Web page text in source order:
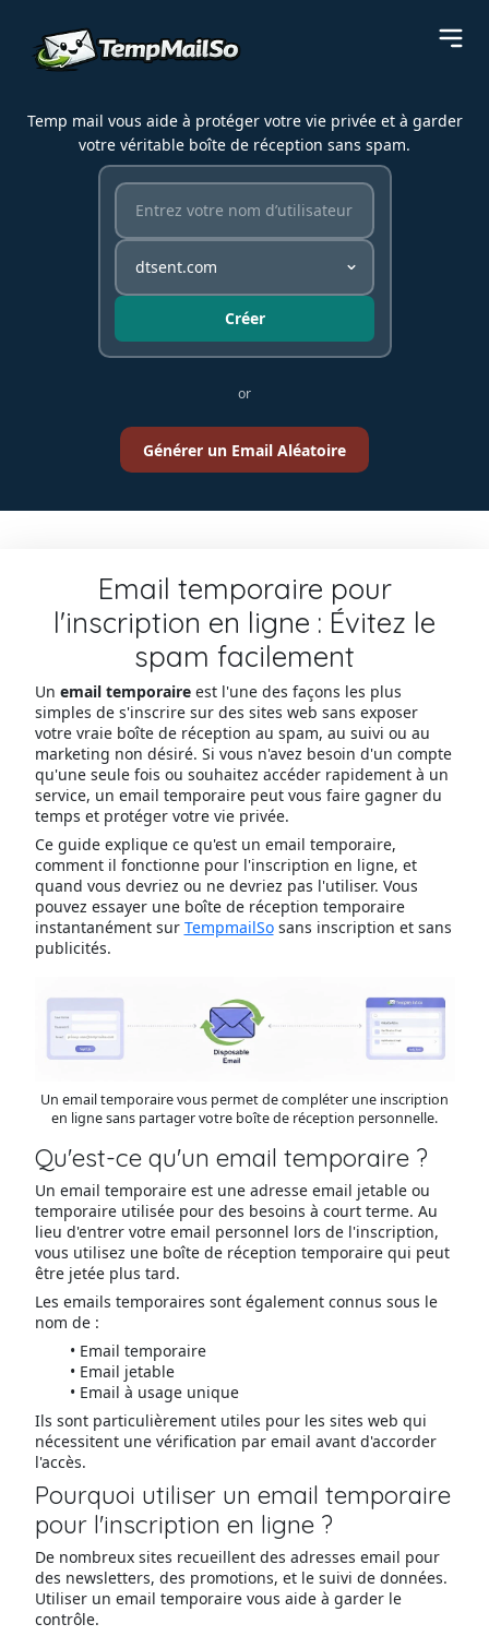
Temp mail vous aide à protéger votre vie privée et à garder
votre véritable boîte de réception sans spam.
Créer
or
Générer un Email Aléatoire
Email temporaire pour
l'inscription en ligne : Évitez le
spam facilement
Un email temporaireest l'une des façons les plus
simples de s'inscrire sur des sites web sans exposer
votre vraie boîte de réception au spam, au suivi ou au
marketing non désiré. Si vous n'avez besoin d'un compte
qu'une seule fois ou souhaitez accéder rapidement à un
service, un email temporaire peut vous faire gagner du
temps et protéger votre vie privée.
Ce guide explique ce qu'est un email temporaire,
comment il fonctionne pour l'inscription en ligne, et
quand vous devriez ou ne devriez pas l'utiliser. Vous
pouvez essayer une boîte de réception temporaire
instantanément sur TempmailSosans inscription et sans
publicités.
Un email temporaire vous permet de compléter une inscription
en ligne sans partager votre boîte de réception personnelle.
Qu'est-ce qu'un email temporaire ?
Un email temporaire est une adresse email jetable ou
temporaire utilisée pour des besoins à court terme. Au
lieu d'entrer votre email personnel lors de l'inscription,
vous utilisez une boîte de réception temporaire qui peut
être jetée plus tard.
Les emails temporaires sont également connus sous le
nom de :
Email temporaire
Email jetable
Email à usage unique
Ils sont particulièrement utiles pour les sites web qui
nécessitent une vérification par email avant d'accorder
l'accès.
Pourquoi utiliser un email temporaire
pour l'inscription en ligne ?
De nombreux sites recueillent des adresses email pour
des newsletters, des promotions, et le suivi de données.
Utiliser un email temporaire vous aide à garder le
contrôle.